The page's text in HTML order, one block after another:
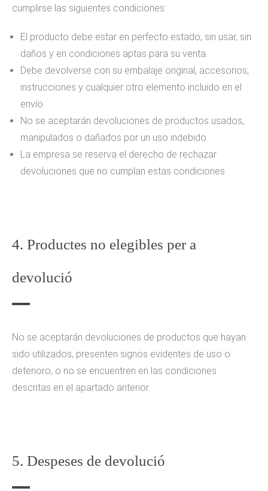
cumplirse las siguientes condiciones:
El producto debe estar en perfecto estado, sin usar, sin
daños y en condiciones aptas para su venta.
Debe devolverse con su embalaje original, accesorios,
instrucciones y cualquier otro elemento incluido en el
envío.
No se aceptarán devoluciones de productos usados,
manipulados o dañados por un uso indebido.
La empresa se reserva el derecho de rechazar
devoluciones que no cumplan estas condiciones.
4. Productes no elegibles per a
devolució
No se aceptarán devoluciones de productos que hayan
sido utilizados, presenten signos evidentes de uso o
deterioro, o no se encuentren en las condiciones
descritas en el apartado anterior.
5. Despeses de devolució